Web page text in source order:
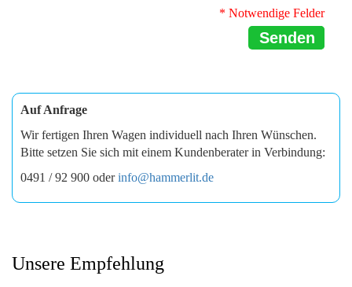
* Notwendige Felder
Senden
Auf Anfrage
Wir fertigen Ihren Wagen individuell nach Ihren Wünschen.
Bitte setzen Sie sich mit einem Kundenberater in Verbindung:
0491 / 92 900 oderinfo@hammerlit.de
Unsere Empfehlung